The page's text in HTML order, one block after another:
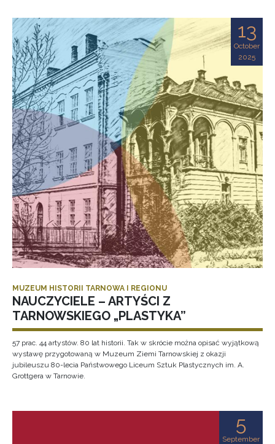
13
October
2025
MUZEUM HISTORII TARNOWA I REGIONU
NAUCZYCIELE – ARTYŚCI Z
TARNOWSKIEGO „PLASTYKA”
57 prac. 44 artystów. 80 lat historii. Tak w skrócie można opisać wyjątkową
wystawę przygotowaną w Muzeum Ziemi Tarnowskiej z okazji
jubileuszu 80-lecia Państwowego Liceum Sztuk Plastycznych im. A.
Grottgera w Tarnowie.
5
September